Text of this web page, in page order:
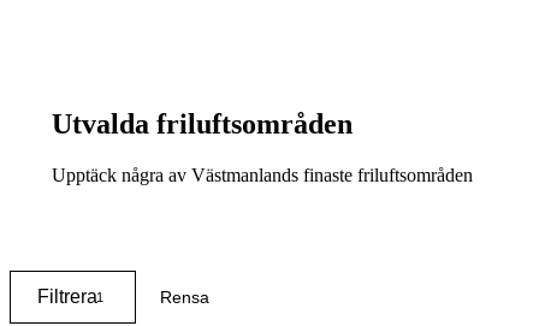
Utvalda friluftsområden
Upptäck några av Västmanlands finaste friluftsområden
Filtrera1 Rensa